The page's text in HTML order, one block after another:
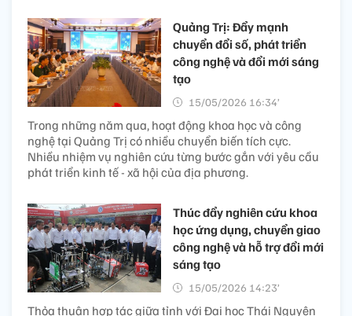
Quảng Trị: Đẩy mạnh
chuyển đổi số, phát triển
công nghệ và đổi mới sáng
tạo
15/05/2026 16:34’
Trong những năm qua, hoạt động khoa học và công
nghệ tại Quảng Trị có nhiều chuyển biến tích cực.
Nhiều nhiệm vụ nghiên cứu từng bước gắn với yêu cầu
phát triển kinh tế - xã hội của địa phương.
Thúc đẩy nghiên cứu khoa
học ứng dụng, chuyển giao
công nghệ và hỗ trợ đổi mới
sáng tạo
15/05/2026 14:23’
Thỏa thuận hợp tác giữa tỉnh với Đại học Thái Nguyên